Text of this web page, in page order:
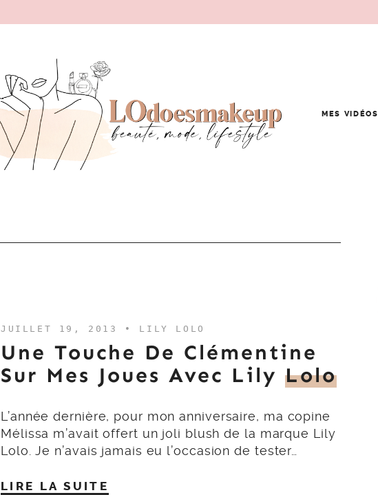
MES VIDÉOS
JUILLET 19, 2013 • LILY LOLO
Une Touche De Clémentine
Sur Mes Joues Avec Lily Lolo
L’année dernière, pour mon anniversaire, ma copine
Mélissa m’avait offert un joli blush de la marque Lily
Lolo. Je n’avais jamais eu l’occasion de tester…
LIRE LA SUITE